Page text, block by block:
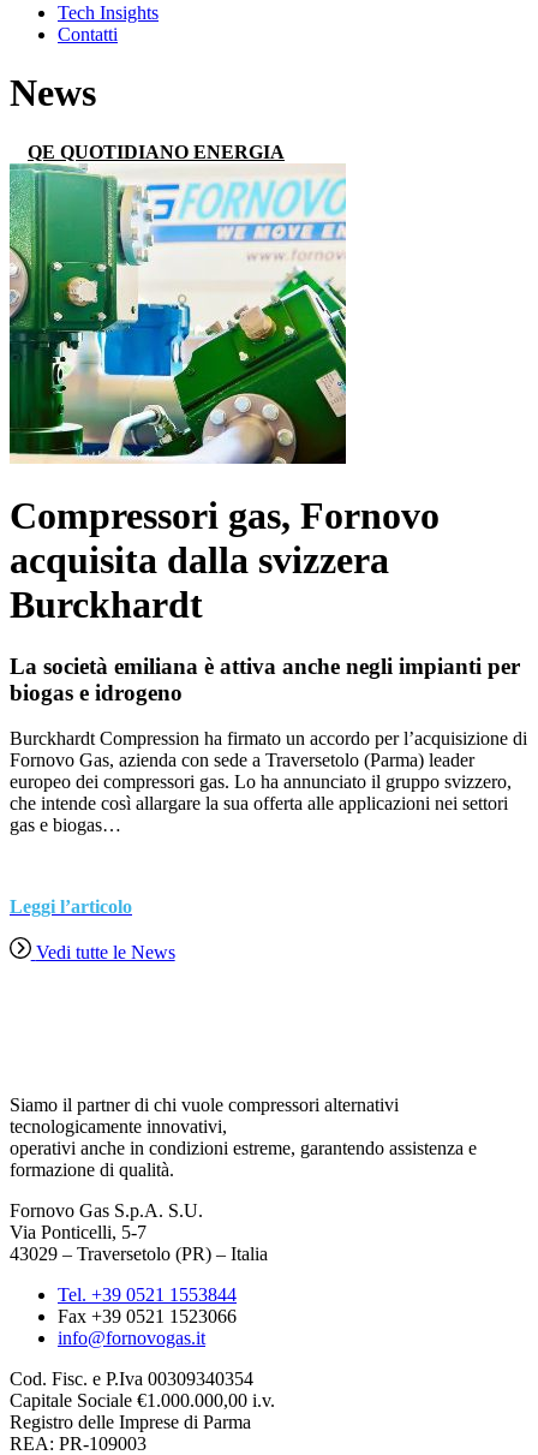
Tech Insights
Contatti
News
QE QUOTIDIANO ENERGIA
Compressori gas, Fornovo
acquisita dalla svizzera
Burckhardt
La società emiliana è attiva anche negli impianti per
biogas e idrogeno
Burckhardt Compression ha firmato un accordo per l’acquisizione di
Fornovo Gas, azienda con sede a Traversetolo (Parma) leader
europeo dei compressori gas. Lo ha annunciato il gruppo svizzero,
che intende così allargare la sua offerta alle applicazioni nei settori
gas e biogas…
Leggi l’articolo
Vedi tutte le News
Siamo il partner di chi vuole compressori alternativi
tecnologicamente innovativi,
operativi anche in condizioni estreme, garantendo assistenza e
formazione di qualità.
Fornovo Gas S.p.A. S.U.
Via Ponticelli, 5-7
43029 – Traversetolo (PR) – Italia
Tel. +39 0521 1553844
Fax +39 0521 1523066
info@fornovogas.it
Cod. Fisc. e P.Iva 00309340354
Capitale Sociale €1.000.000,00 i.v.
Registro delle Imprese di Parma
REA: PR-109003